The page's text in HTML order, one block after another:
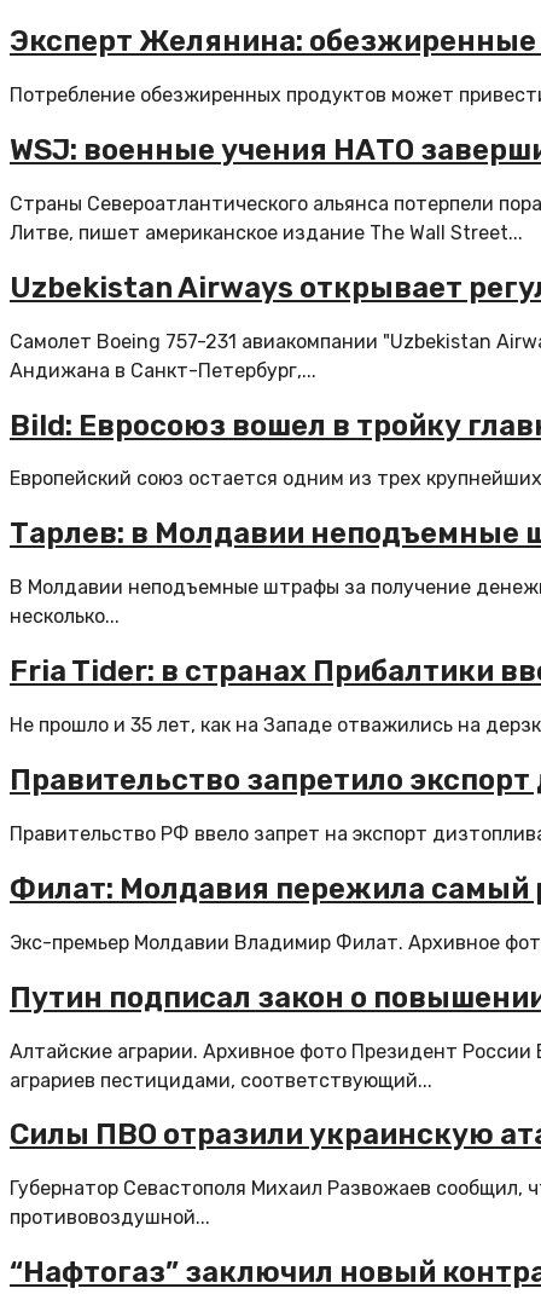
Эксперт Желянина: обезжиренные
Потребление обезжиренных продуктов может
WSJ: военные учения НАТО
Страны Североатлантического альянса потерпели
Литве, пишет американское издание The Wall Street...
Uzbekistan Airways открывает
Самолет Boeing 757-231 авиакомпании "Uzbekistan
Андижана в Санкт-Петербург,...
Bild: Евросоюз вошел в тройку
Европейский союз остается одним из трех
Тарлев: в Молдавии неподъемные
В Молдавии неподъемные штрафы за получение
несколько...
Fria Tider: в странах Прибалтики
Не прошло и 35 лет, как на Западе отважились на
Правительство запретило
Правительство РФ ввело запрет на экспорт
Филат: Молдавия пережила самый
Экс-премьер Молдавии Владимир Филат. Архивное
Путин подписал закон о
Алтайские аграрии. Архивное фото Президент
аграриев пестицидами, соответствующий...
Силы ПВО отразили украинскую
Губернатор Севастополя Михаил Развожаев сообщил,
противовоздушной...
“Нафтогаз” заключил новый